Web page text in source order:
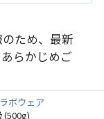
ため、最新
らかじめご
ボウェア
(500g)